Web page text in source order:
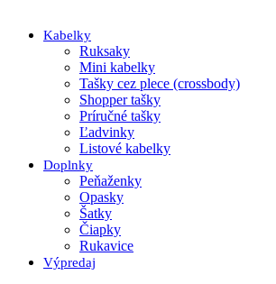
Kabelky
Ruksaky
Mini kabelky
Tašky cez plece (crossbody)
Shopper tašky
Príručné tašky
Ľadvinky
Listové kabelky
Doplnky
Peňaženky
Opasky
Šatky
Čiapky
Rukavice
Výpredaj